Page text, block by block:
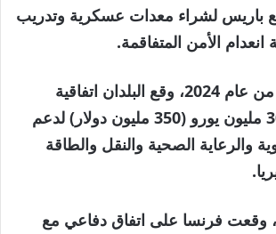
مع باريس لشراء معدات عسكرية وتدريب
الأمن المتفاقمة.
وفي وقت سابق من عام 2024، وقع البلدان اتفاقية
استثمار بقيمة 300 مليون يورو (350 مليون دولار) لدعم
والرعاية الصحية والنقل والطاقة
وقعت فرنسا على اتفاق دفاعي مع